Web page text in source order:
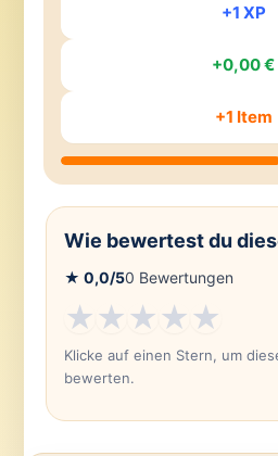
+1 XP
+0,00 €
+1 Item
Wie bewertest du
★ 0,0/50 Bewertungen
★★★★★
Klicke auf einen Stern, um
bewerten.